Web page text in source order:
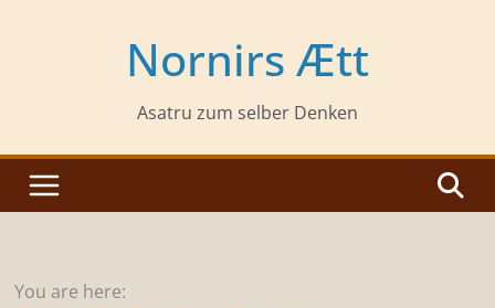
Nornirs Ætt
Asatru zum selber Denken
You are here: